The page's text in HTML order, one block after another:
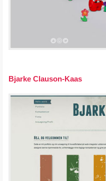
Bjarke Clauson-Kaas